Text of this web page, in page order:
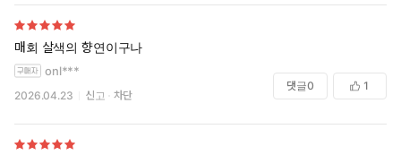
매회 살색의 향연이구나
onl***
2026.04.23 신고 차단
댓글0 1